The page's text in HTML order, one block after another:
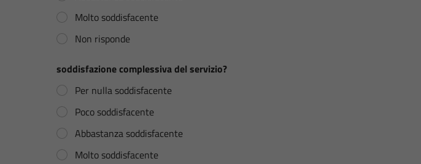
Molto soddisfacente
Non risponde
soddisfazione complessiva del servizio?
Per nulla soddisfacente
Poco soddisfacente
Abbastanza soddisfacente
Molto soddisfacente